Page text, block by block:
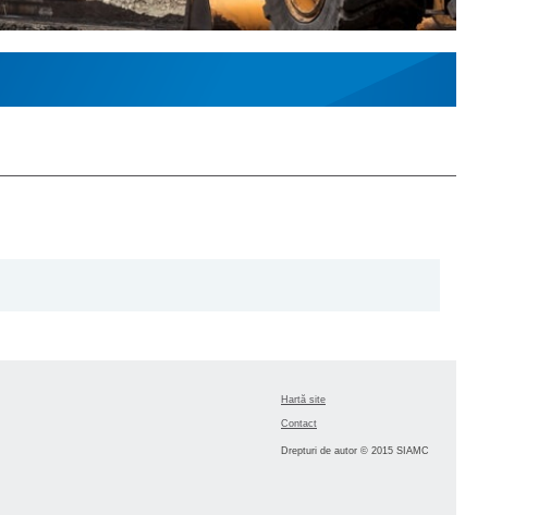
Hartă site
Contact
Drepturi de autor © 2015 SIAMC